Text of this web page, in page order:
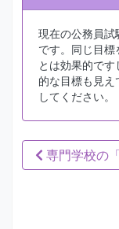
現在の公務員試
です。同じ目標
とは効果的で
的な目標も見
してください。
専門学校の